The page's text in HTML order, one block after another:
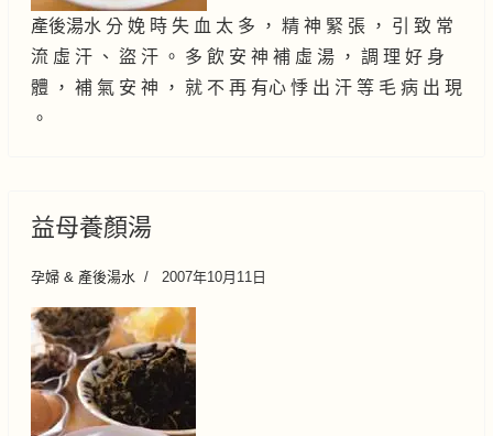
產後湯水 分 娩 時 失 血 太 多 ， 精 神 緊 張 ， 引 致 常
流 虛 汗 、 盜 汗 。 多 飲 安 神 補 虛 湯 ， 調 理 好 身
體 ， 補 氣 安 神 ， 就 不 再 有心 悸 出 汗 等 毛 病 出 現
。
益母養顏湯
孕婦 & 產後湯水 2007年10月11日